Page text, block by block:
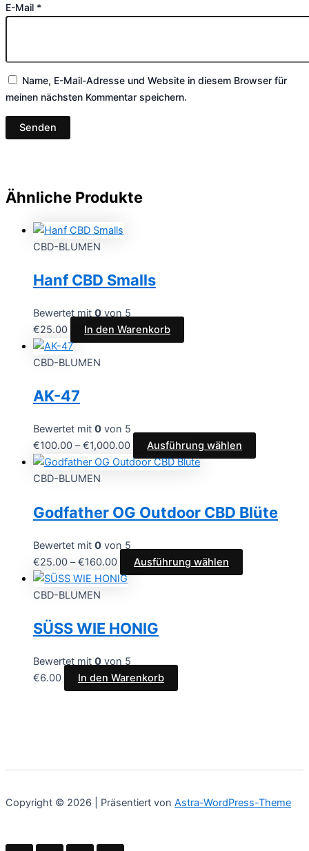
E-Mail *
Name, E-Mail-Adresse und Website in diesem Browser für
meinen nächsten Kommentar speichern.
Ähnliche Produkte
CBD-BLUMEN
Hanf CBD Smalls
Bewertet mit 0 von 5
€25.00 In den Warenkorb
CBD-BLUMEN
AK-47
Bewertet mit 0 von 5
€100.00 –€1,000.00 Ausführung wählen
CBD-BLUMEN
Godfather OG Outdoor CBD Blüte
Bewertet mit 0 von 5
€25.00 –€160.00 Ausführung wählen
CBD-BLUMEN
SÜSS WIE HONIG
Bewertet mit 0 von 5
€6.00 In den Warenkorb
Copyright © 2026 | Präsentiert von Astra-WordPress-Theme